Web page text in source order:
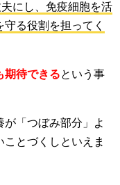
にし、免疫細胞を活
る役割を担ってく
期待できるという事
が「つぼみ部分」よ
とづくしといえま